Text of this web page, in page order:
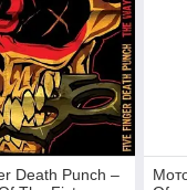
Death Punch –